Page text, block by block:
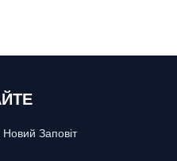
Новий Заповіт